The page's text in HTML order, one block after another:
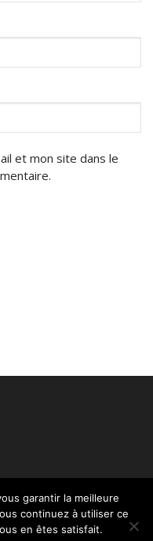
et mon site dans le
garantir la meilleure
continuez à utiliser ce
en êtes satisfait.